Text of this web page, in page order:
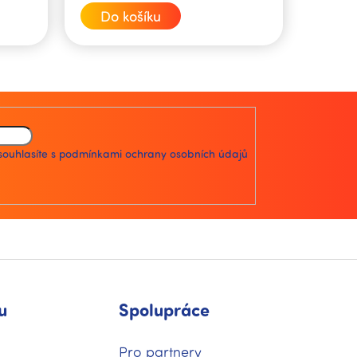
cena:Do košíku
s podmínkami ochrany osobních údajů
Spolupráce
Pro partnery